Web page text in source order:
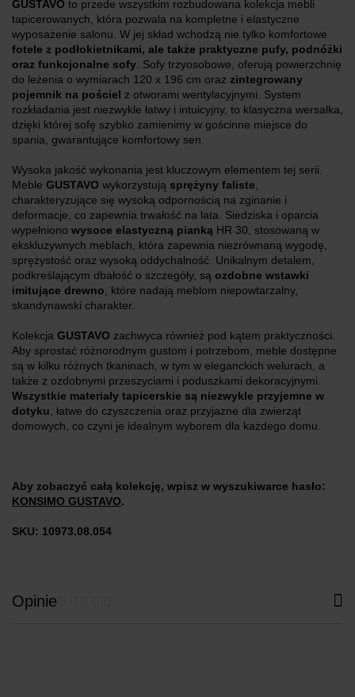
GUSTAVO to przede wszystkim rozbudowana kolekcja mebli
tapicerowanych, która pozwala na kompletne i elastyczne
wyposażenie salonu. W jej skład wchodzą nie tylko komfortowe
fotele z podłokietnikami, ale także praktyczne pufy, podnóżki
oraz funkcjonalne sofy. Sofy trzyosobowe, oferują powierzchnię
do leżenia o wymiarach 120 x 196 cm oraz zintegrowany
pojemnik na pościel z otworami wentylacyjnymi. System
rozkładania jest niezwykle łatwy i intuicyjny, to klasyczna wersalka,
dzięki której sofę szybko zamienimy w gościnne miejsce do
spania, gwarantujące komfortowy sen.
Wysoka jakość wykonania jest kluczowym elementem tej serii.
Meble GUSTAVO wykorzystują sprężyny faliste,
charakteryzujące się wysoką odpornością na zginanie i
deformacje, co zapewnia trwałość na lata. Siedziska i oparcia
wypełniono wysoce elastyczną pianką HR 30, stosowaną w
ekskluzywnych meblach, która zapewnia niezrównaną wygodę,
sprężystość oraz wysoką oddychalność. Unikalnym detalem,
podkreślającym dbałość o szczegóły, są ozdobne wstawki
imitujące drewno, które nadają meblom niepowtarzalny,
skandynawski charakter.
Kolekcja GUSTAVO zachwyca również pod kątem praktyczności.
Aby sprostać różnorodnym gustom i potrzebom, meble dostępne
są w kilku różnych tkaninach, w tym w eleganckich welurach, a
także z ozdobnymi przeszyciami i poduszkami dekoracyjnymi.
Wszystkie materiały tapicerskie są niezwykle przyjemne w
dotyku, łatwe do czyszczenia oraz przyjazne dla zwierząt
domowych, co czyni je idealnym wyborem dla każdego domu.
Aby zobaczyć całą kolekcję, wpisz w wyszukiwarce hasło:
KONSIMO GUSTAVO.
SKU: 10973.08.054
Opinie